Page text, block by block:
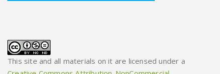
This site and all materials on it are licensed under a